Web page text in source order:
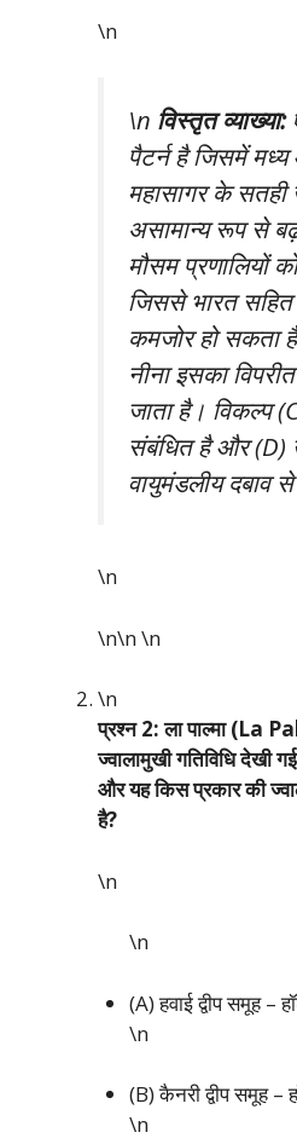
\n
\n विस्तृत व्याख्या:
पैटर्न है जिसमें मध्य
महासागर के सतही
असामान्य रूप से
मौसम प्रणालियों
जिससे भारत
कमजोर हो सकता
नीना इसका
जाता है। विकल्प
संबंधित है और (D)
वायुमंडलीय दबाव
\n
\n\n\n
\n
प्रश्न 2: ला पाल्मा (La
ज्वालामुखी गतिविधि देखी
और यह किस प्रकार की
है?
\n
\n
(A) हवाई द्वीप समूह –
\n
(B) कैनरी द्वीप समूह –
\n